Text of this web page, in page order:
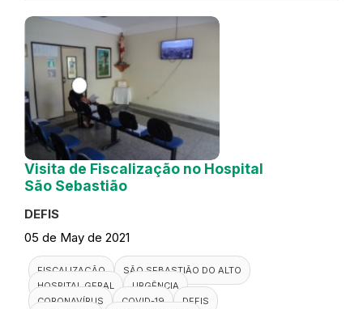
Visita de Fiscalização no Hospital
São Sebastião
DEFIS
05 de May de 2021
FISCALIZAÇÃO
SÃO SEBASTIÃO DO ALTO
HOSPITAL GERAL
URGÊNCIA
CORONAVÍRUS
COVID-19
DEFIS